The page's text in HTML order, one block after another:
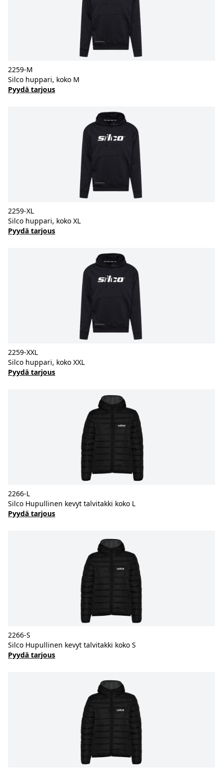
2259-M
Silco huppari, koko M
Pyydä tarjous
2259-XL
Silco huppari, koko XL
Pyydä tarjous
2259-XXL
Silco huppari, koko XXL
Pyydä tarjous
2266-L
Silco Hupullinen kevyt talvitakki koko L
Pyydä tarjous
2266-S
Silco Hupullinen kevyt talvitakki koko S
Pyydä tarjous